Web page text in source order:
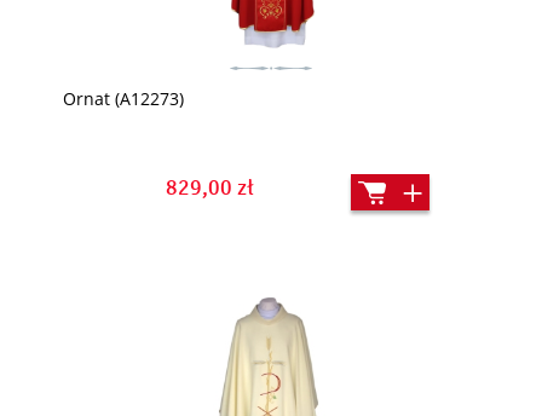
Ornat (A12273)
829,00 zł